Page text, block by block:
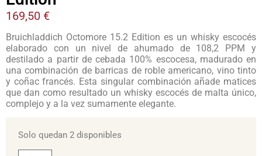
169,50 €
Bruichladdich Octomore 15.2 Edition es un whisky escocés
elaborado con un nivel de ahumado de 108,2 PPM y
destilado a partir de cebada 100% escocesa, madurado en
una combinación de barricas de roble americano, vino tinto
y coñac francés. Esta singular combinación añade matices
que dan como resultado un whisky escocés de malta único,
complejo y a la vez sumamente elegante.
Solo quedan 2 disponibles